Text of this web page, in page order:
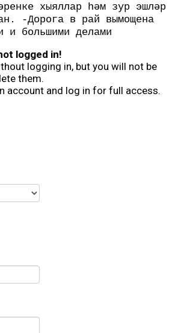
хыяллар һәм зур эшләр
-Дорога в рай вымощена
и большими делами
logged in!
logging in, but you will not be
them.
account and log in for full access.